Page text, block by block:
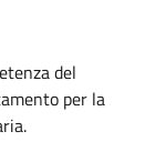
del
per la